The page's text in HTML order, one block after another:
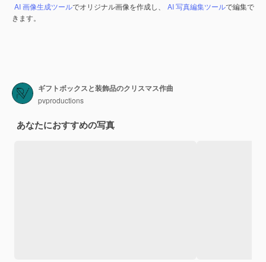
AI 画像生成ツールでオリジナル画像を作成し、 AI 写真編集ツールで編集で
きます。
ギフトボックスと装飾品のクリスマス作曲
pvproductions
あなたにおすすめの写真